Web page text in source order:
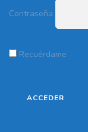
Contraseña
Recuérdame